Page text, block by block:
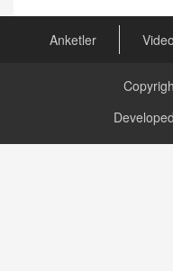
Anketler